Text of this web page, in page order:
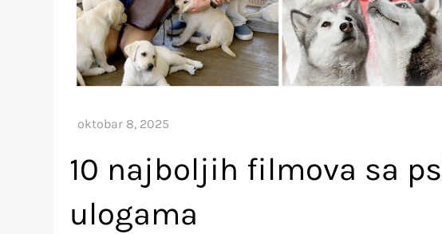
10 najboljih filmova sa
ulogama